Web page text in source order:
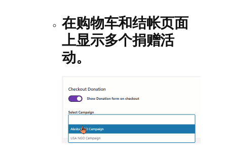
在购物车和结帐页面
上显示多个捐赠活
动。